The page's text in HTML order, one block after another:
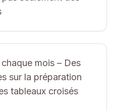
mois – Des
sur la préparation
tableaux croisés